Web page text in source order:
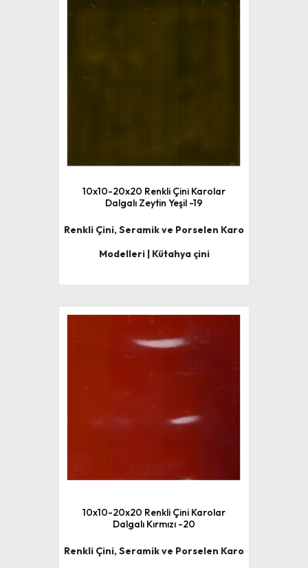
10x10-20x20 Renkli Çini Karolar
Dalgalı Zeytin Yeşil -19
Renkli Çini, Seramik ve Porselen Karo
Modelleri | Kütahya çini
10x10-20x20 Renkli Çini Karolar
Dalgalı Kırmızı -20
Renkli Çini, Seramik ve Porselen Karo